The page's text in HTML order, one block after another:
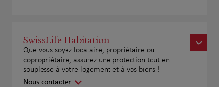
SwissLife Habitation
Que vous soyez locataire, propriétaire ou
copropriétaire, assurez une protection tout en
souplesse à votre logement et à vos biens !
Nous contacter